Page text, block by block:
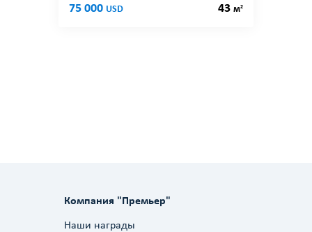
75 000 USD 43 м2
Компания "Премьер"
Наши награды